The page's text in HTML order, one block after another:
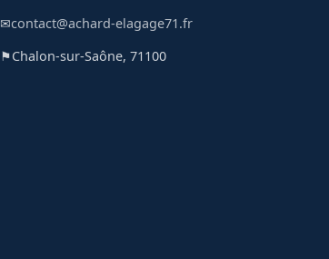
✉contact@achard-elagage71.fr
⚑Chalon-sur-Saône, 71100